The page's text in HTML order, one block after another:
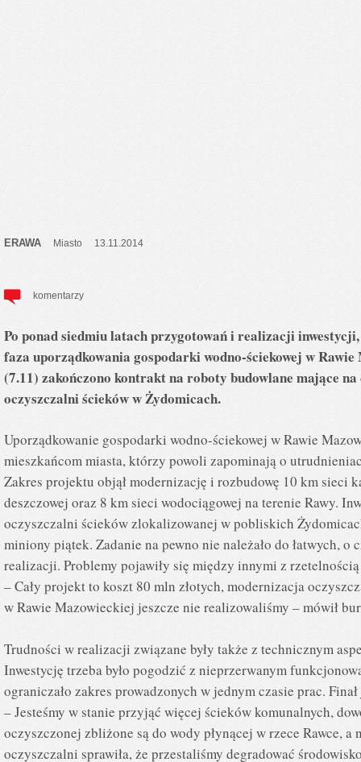
ERAWA Miasto 13.11.2014
komentarzy
Po ponad siedmiu latach przygotowań i realizacji
faza uporządkowania gospodarki wodno-ściekowej w
(7.11) zakończono kontrakt na roboty budowlane mające
oczyszczalni ścieków w Żydomicach.
Uporządkowanie gospodarki wodno-ściekowej w Rawie
mieszkańcom miasta, którzy powoli zapominają o
Zakres projektu objął modernizację i rozbudowę 10 km sieci
deszczowej oraz 8 km sieci wodociągowej na terenie Rawy.
oczyszczalni ścieków zlokalizowanej w pobliskich
miniony piątek. Zadanie na pewno nie należało do łatwych, o
realizacji. Problemy pojawiły się między innymi z
– Cały projekt to koszt 80 mln złotych, modernizacja
w Rawie Mazowieckiej jeszcze nie realizowaliśmy – mówił
Trudności w realizacji związane były także z technicznym
Inwestycję trzeba było pogodzić z nieprzerwanym
ograniczało zakres prowadzonych w jednym czasie prac.
– Jesteśmy w stanie przyjąć więcej ścieków komunalnych,
oczyszczonej zbliżone są do wody płynącej w rzece Rawce, a
oczyszczalni sprawiła, że przestaliśmy degradować